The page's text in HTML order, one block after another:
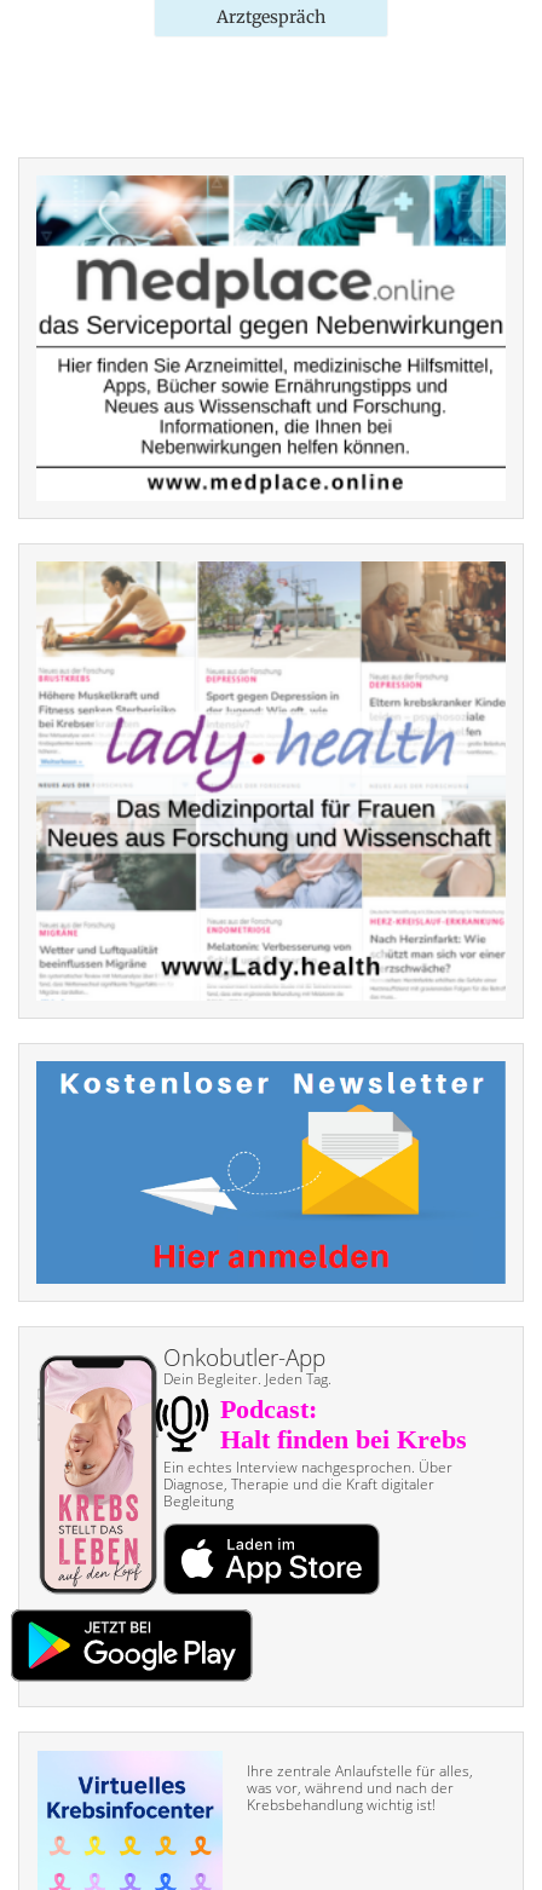
Arztgespräch
Onkobutler-App
Dein Begleiter. Jeden Tag.
Ein echtes Interview nach­gesprochen. Über
Diagnose, Therapie und die Kraft digitaler
Begleitung
Ihre zentrale Anlaufstelle für alles,
was vor, während und nach der
Krebsbehandlung wichtig ist!